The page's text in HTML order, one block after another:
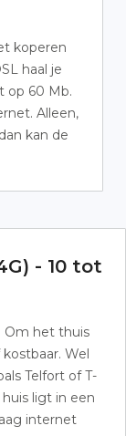
koperen
haal je
op 60 Mb.
Alleen,
kan de
- 10 tot
Om het thuis
Wel
Telfort of T-
ligt in een
internet